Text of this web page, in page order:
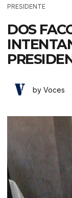
PRESIDENTE
DOS
by Voces